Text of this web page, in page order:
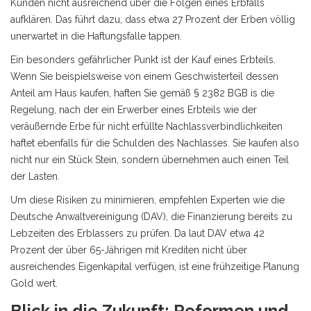
Kunden nicht ausreichend über die Folgen eines Erbfalls
aufklären. Das führt dazu, dass etwa 27 Prozent der Erben völlig
unerwartet in die Haftungsfalle tappen.
Ein besonders gefährlicher Punkt ist der Kauf eines Erbteils.
Wenn Sie beispielsweise von einem Geschwisterteil dessen
Anteil am Haus kaufen, haften Sie gemäß § 2382 BGB is die
Regelung, nach der ein Erwerber eines Erbteils wie der
veräußernde Erbe für nicht erfüllte Nachlassverbindlichkeiten
haftet ebenfalls für die Schulden des Nachlasses. Sie kaufen also
nicht nur ein Stück Stein, sondern übernehmen auch einen Teil
der Lasten.
Um diese Risiken zu minimieren, empfehlen Experten wie die
Deutsche Anwaltvereinigung (DAV), die Finanzierung bereits zu
Lebzeiten des Erblassers zu prüfen. Da laut DAV etwa 42
Prozent der über 65-Jährigen mit Krediten nicht über
ausreichendes Eigenkapital verfügen, ist eine frühzeitige Planung
Gold wert.